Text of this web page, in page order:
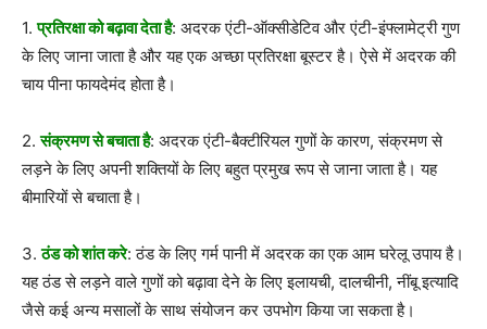
1.प्रतिरक्षा को बढ़ावा देता है: अदरक एंटी-ऑक्सीडेटिव और एंटी-इंफ्लामेट्री गुण
के लिए जाना जाता है और यह एक अच्छा प्रतिरक्षा बूस्टर है। ऐसे में अदरक की
चाय पीना फायदेमंद होता है।
2.संक्रमण से बचाता है: अदरक एंटी-बैक्टीरियल गुणों के कारण, संक्रमण से
लड़ने के लिए अपनी शक्तियों के लिए बहुत प्रमुख रूप से जाना जाता है। यह
बीमारियों से बचाता है।
3.ठंड को शांत करे: ठंड के लिए गर्म पानी में अदरक का एक आम घरेलू उपाय है।
यह ठंड से लड़ने वाले गुणों को बढ़ावा देने के लिए इलायची, दालचीनी, नींबू इत्यादि
जैसे कई अन्य मसालों के साथ संयोजन कर उपभोग किया जा सकता है।